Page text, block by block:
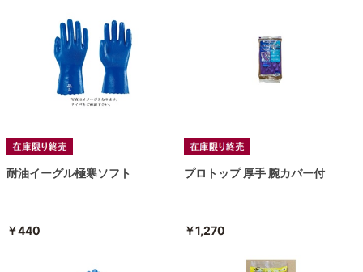
耐油イーグル極寒ソフト
￥440
プロトップ 厚手 腕カバー付
￥1,270